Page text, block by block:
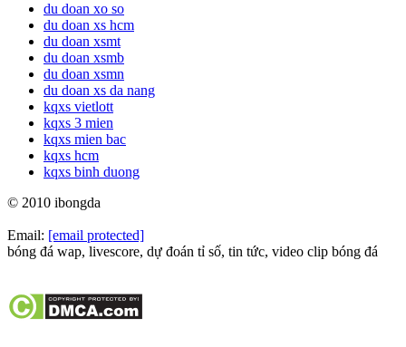
du doan xo so
du doan xs hcm
du doan xsmt
du doan xsmb
du doan xsmn
du doan xs da nang
kqxs vietlott
kqxs 3 mien
kqxs mien bac
kqxs hcm
kqxs binh duong
© 2010 ibongda
Email: [email protected]
bóng đá wap, livescore, dự đoán tỉ số, tin tức, video clip bóng đá